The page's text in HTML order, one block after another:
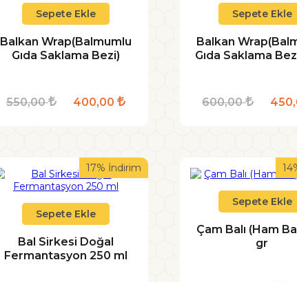
Sepete Ekle
Balkan Wrap(Balmumlu
Gıda Saklama Bezi)
550,00 400,00
Sepete Ekle
Balkan
Gıda Saklama
600,00
17% İndirim
Sepete Ekle
Bal Sirkesi Doğal
Fermantasyon 250 ml
Sepete Ekle
Çam Balı (Ham
gr